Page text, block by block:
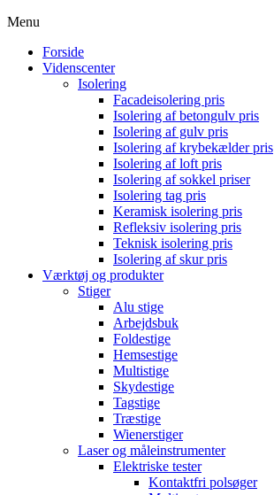
Menu
Forside
Videnscenter
Isolering
Facadeisolering pris
Isolering af betongulv pris
Isolering af gulv pris
Isolering af krybekælder pris
Isolering af loft pris
Isolering af sokkel priser
Isolering tag pris
Keramisk isolering pris
Refleksiv isolering pris
Teknisk isolering pris
Isolering af skur pris
Værktøj og produkter
Stiger
Alu stige
Arbejdsbuk
Foldestige
Hemsestige
Multistige
Skydestige
Tagstige
Træstige
Wienerstiger
Laser og måleinstrumenter
Elektriske tester
Kontaktfri polsøger